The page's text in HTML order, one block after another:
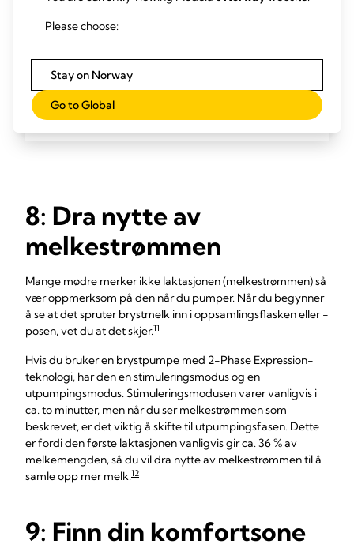
Magic InBra™
brystpumpen for overlegen ytelse
8: Dra nytte av
melkestrømmen
Mange mødre merker ikke laktasjonen (melkestrømmen) så
vær oppmerksom på den når du pumper. Når du begynner
å se at det spruter brystmelk inn i oppsamlingsflasken eller -
posen, vet du at det skjer.11
Hvis du bruker en brystpumpe med 2-Phase Expression-
teknologi, har den en stimuleringsmodus og en
utpumpingsmodus. Stimuleringsmodusen varer vanligvis i
ca. to minutter, men når du ser melkestrømmen som
beskrevet, er det viktig å skifte til utpumpingsfasen. Dette
er fordi den første laktasjonen vanligvis gir ca. 36 % av
melkemengden, så du vil dra nytte av melkestrømmen til å
samle opp mer melk.12
9: Finn din komfortsone
Please choose:
Stay on Norway
Go to Global